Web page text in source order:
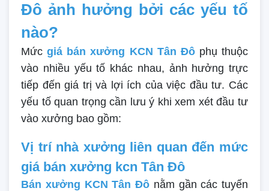
Đô ảnh hưởng bởi các yếu tố
nào?
Mứcgiá bán xưởng KCN Tân Đôphụ thuộc
vào nhiều yếu tố khác nhau, ảnh hưởng trực
tiếp đến giá trị và lợi ích của việc đầu tư. Các
yếu tố quan trọng cần lưu ý khi xem xét đầu tư
vào xưởng bao gồm:
Vị trí nhà xưởng liên quan đến mức
giá bán xưởng kcn Tân Đô
Bán xưởng KCN Tân Đô nằm gần các tuyến